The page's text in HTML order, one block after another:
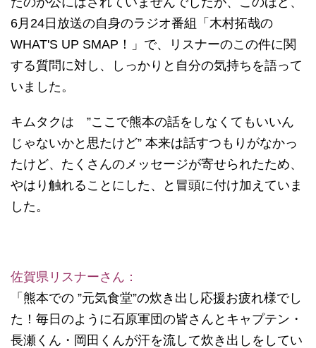
6月24日放送の自身のラジオ番組「木村拓哉の
WHAT'S UP SMAP！」で、リスナーのこの件に関
する質問に対し、しっかりと自分の気持ちを語って
いました。
キムタクは ”ここで熊本の話をしなくてもいいん
じゃないかと思たけど” 本来は話すつもりがなかっ
たけど、たくさんのメッセージが寄せられたため、
やはり触れることにした、と冒頭に付け加えていま
した。
佐賀県リスナーさん：
「熊本での ”元気食堂”の炊き出し応援お疲れ様でし
た！毎日のように石原軍団の皆さんとキャプテン・
長瀬くん・岡田くんが汗を流して炊き出しをしてい